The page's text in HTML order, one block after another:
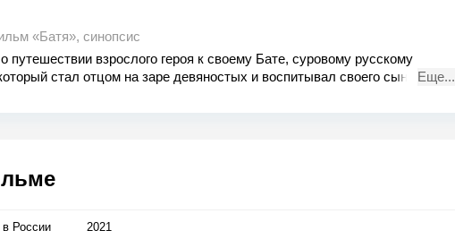
«Батя», синопсис
путешествии взрослого героя к своему Бате, суровому русскому
стал отцом на заре девяностых и воспитывал своего сына так,
Еще...
Росcии 2021